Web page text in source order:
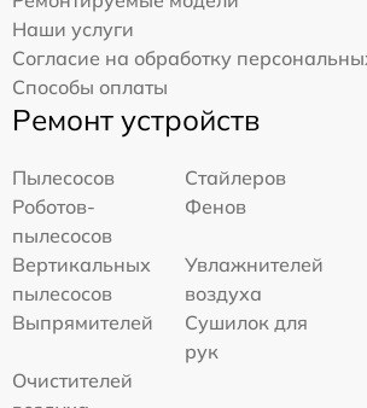
Наши услуги
Согласие на обработку
Способы оплаты
Ремонт устройств
Пылесосов
Стайлеров
Роботов-
пылесосов
Фенов
Вертикальных
пылесосов
Увлажнителей
воздуха
Выпрямителей
Сушилок для
рук
Очистителей